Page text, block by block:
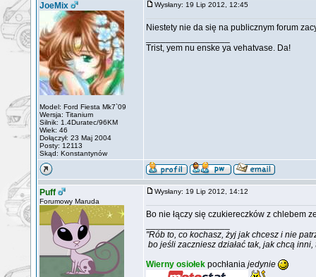
JoeMix
Model: Ford Fiesta Mk7`09
Wersja: Titanium
Silnik: 1.4Duratec/96KM
Wiek: 46
Dołączył: 23 Maj 2004
Posty: 12113
Skąd: Konstantynów
Wysłany: 19 Lip 2012, 12:45
Niestety nie da się na publicznym forum
Trist, yem nu enske ya vehatvase. Da!
Puff
Forumowy Maruda
Wysłany: 19 Lip 2012, 14:12
Bo nie łączy się czukiereczków z chlebem
"Rób to, co kochasz, żyj jak chcesz i nie
bo jeśli zaczniesz działać tak, jak chcą
Wierny osiołek pochłania jedynie